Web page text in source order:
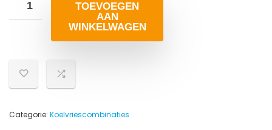
TOEVOEGEN
AAN
WINKELWAGEN
Categorie: Koelvriescombinaties